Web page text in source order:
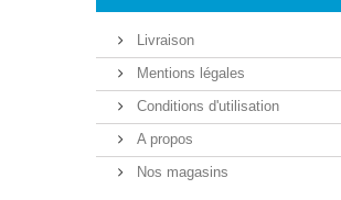
Livraison
Mentions légales
Conditions d'utilisation
A propos
Nos magasins